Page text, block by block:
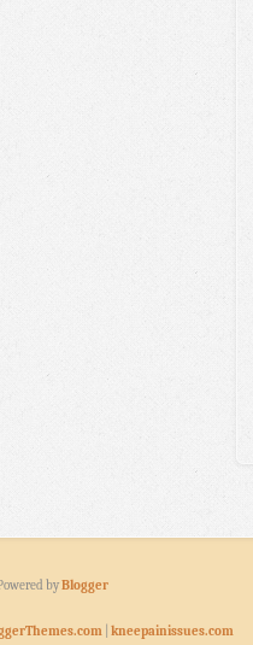
Powered byBlogger
kneepainissues.com